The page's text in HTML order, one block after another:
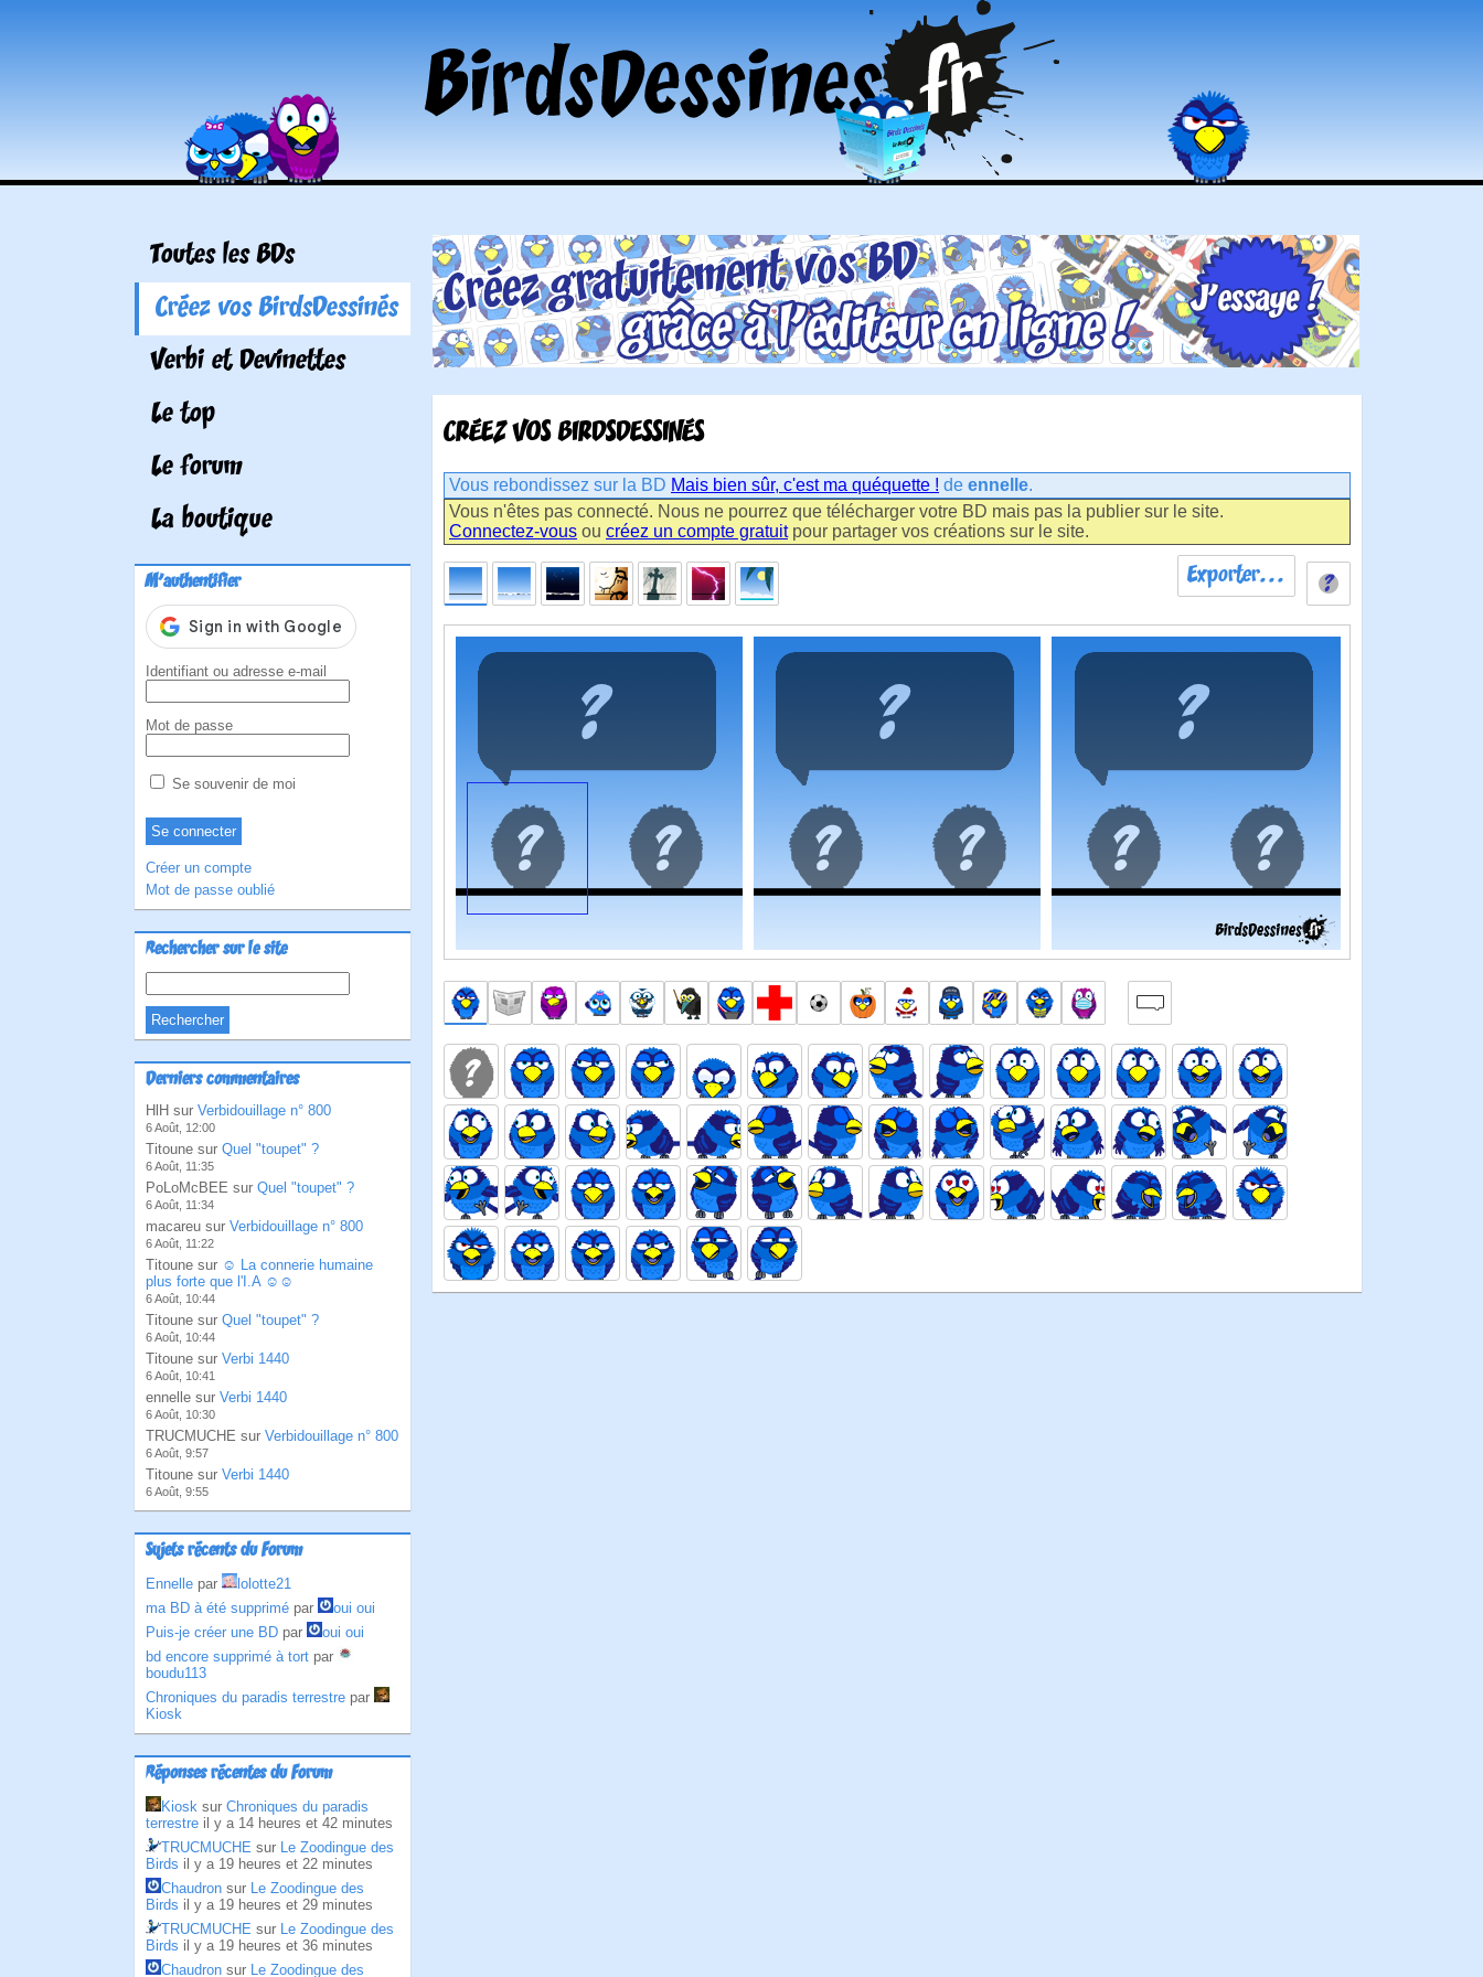
Toutes les BDs
Créez vos BirdsDessinés
Verbi et Devinettes
Le top
Le forum
La boutique
M'authentifier
Identifiant ou adresse e-mail
Mot de passe
Se souvenir de moi
Créer un compte
Mot de passe oublié
Rechercher sur le site
Derniers commentaires
HlH sur Verbidouillage n° 800
6 Août, 12:00
Titoune sur Quel "toupet" ?
6 Août, 11:35
PoLoMcBEE sur Quel "toupet" ?
6 Août, 11:34
macareu sur Verbidouillage n° 800
6 Août, 11:22
Titoune sur ☺ La connerie humaine
plus forte que l'I.A ☺☺
6 Août, 10:44
Titoune sur Quel "toupet" ?
6 Août, 10:44
Titoune sur Verbi 1440
6 Août, 10:41
ennelle sur Verbi 1440
6 Août, 10:30
TRUCMUCHE sur Verbidouillage n° 800
6 Août, 9:57
Titoune sur Verbi 1440
6 Août, 9:55
Sujets récents du Forum
Ennelle par
lolotte21
ma BD à été supprimé par
oui oui
Puis-je créer une BD par
oui oui
bd encore supprimé à tort par
boudu113
Chroniques du paradis terrestre par
Kiosk
Réponses récentes du Forum
Kiosk sur Chroniques du paradis
terrestre il y a 14 heures et 42 minutes
TRUCMUCHE sur Le Zoodingue des
Birds il y a 19 heures et 22 minutes
Chaudron sur Le Zoodingue des
Birds il y a 19 heures et 29 minutes
TRUCMUCHE sur Le Zoodingue des
Birds il y a 19 heures et 36 minutes
Chaudron sur Le Zoodingue des
CRÉEZ VOS BIRDSDESSINÉS
Vous rebondissez sur la BD Mais bien sûr, c'est ma quéquette ! de ennelle.
Vous n'êtes pas connecté. Nous ne pourrez que télécharger votre BD mais pas la publier sur le site.
Connectez-vous ou créez un compte gratuitpour partager vos créations sur le site.
Exporter...